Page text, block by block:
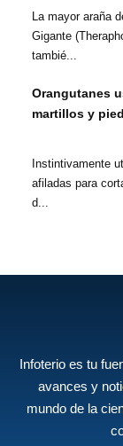
La mayor araña
Gigante
tambié...
Orangutanes
martillos y
Instintivamente
afiladas para
d...
Infoterio es tu
avances y
mundo de la